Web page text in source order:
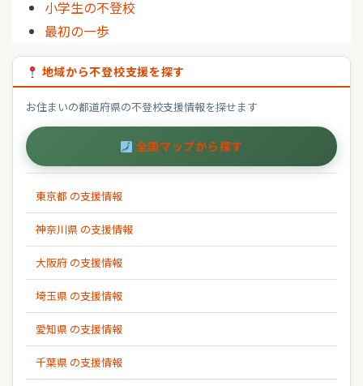
小学生の不登校
最初の一歩
地域から不登校支援を探す
お住まいの都道府県の不登校支援情報を探せます
全国マップから探す
東京都 の支援情報
神奈川県 の支援情報
大阪府 の支援情報
埼玉県 の支援情報
愛知県 の支援情報
千葉県 の支援情報